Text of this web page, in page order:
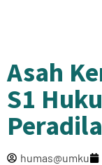
Asah
S1
humas@umku